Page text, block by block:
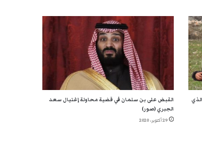
القبض على بن سلمان في قضية محاولة إغتيال سعد
الجبري (صور)
29 أكتوبر، 2020